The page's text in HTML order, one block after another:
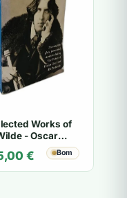
Works of
- Oscar
€ Bom